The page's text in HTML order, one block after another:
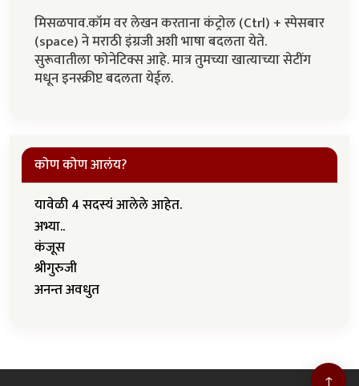
मिसळपाव.कॉम वर लेखन करताना कंट्रोल (Ctrl) + स्पेसबार
(space) ने मराठी इंग्रजी अशी भाषा बदलता येते.
सुरूवातीला फोनेटिक्स आहे. मात्र तुमच्या खात्याच्या सेटींग
मधून इनस्क्रीप्ट बदलता येईल.
कोण कोण आलंय?
यावेळी 4 सदस्यं आलेले आहेत.
अभ्या..
कंजूस
श्रीगुरुजी
अनन्त अवधुत
↑